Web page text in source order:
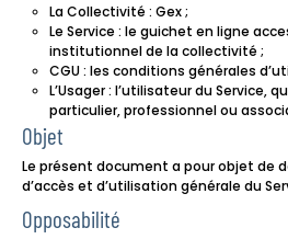
La Collectivité : Gex ;
Le Service : le guichet en ligne
institutionnel de la collectivité ;
CGU : les conditions générales
L’Usager : l’utilisateur du Service,
particulier, professionnel ou
Objet
Le présent document a pour objet de
d’accès et d’utilisation générale du
Opposabilité